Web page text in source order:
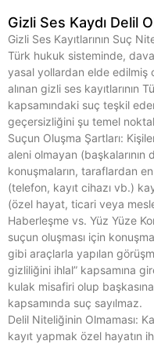
Gizli Ses Kaydı Delil
Gizli Ses Kayıtlarının Suç
Türk hukuk sisteminde,
yasal yollardan elde edilmiş
alınan gizli ses kayıtlarının
kapsamındaki suç teşkil
geçersizliğini şu temel
Suçun Oluşma Şartları:
aleni olmayan (başkalarının
konuşmaların, taraflardan en
(telefon, kayıt cihazı vb.)
(özel hayat, ticari veya
Haberleşme vs. Yüz Yüze
suçun oluşması için
gibi araçlarla yapılan
gizliliğini ihlal” kapsamına
kulak misafiri olup
kapsamında suç sayılmaz.
Delil Niteliğinin Olmaması:
kayıt yapmak özel hayatın